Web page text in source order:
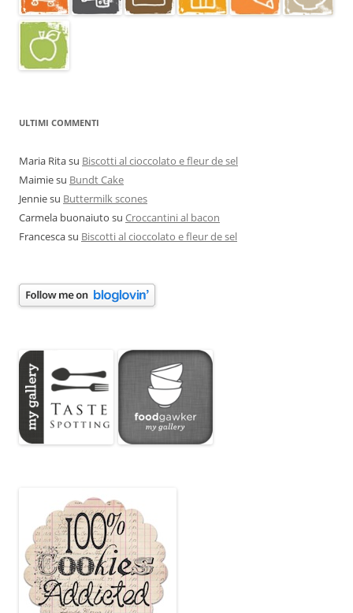
ULTIMI COMMENTI
Maria Ritasu Biscotti al cioccolato e fleur de sel
Maimiesu Bundt Cake
Jenniesu Buttermilk scones
Carmela buonaiuto su Croccantini al bacon
Francescasu Biscotti al cioccolato e fleur de sel